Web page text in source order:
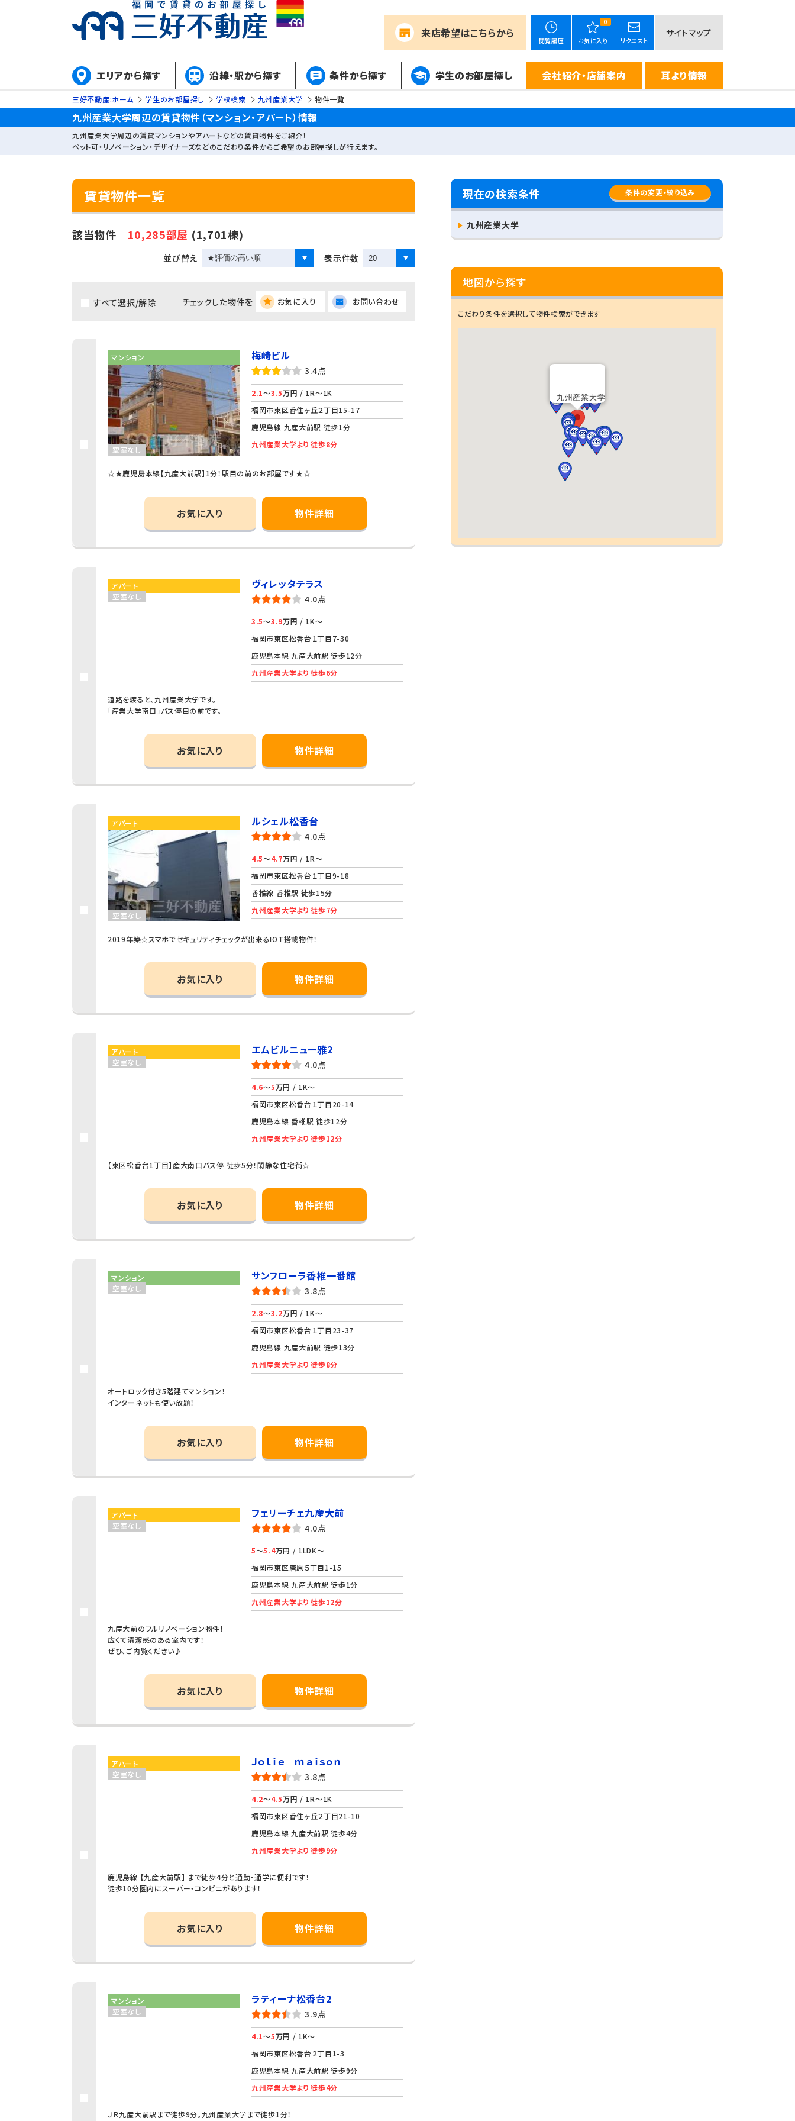
来店希望はこちらから
閲覧履歴
0
お気に入り リクエスト
サイトマップ
エリアから探す 沿線・駅から探す 条件から探す 学生のお部屋探し 会社紹介・店舗案内 耳より情報
三好不動産:ホーム 学生のお部屋探し 学校検索 九州産業大学 物件一覧
九州産業大学周辺の賃貸物件（マンション・アパート）情報
九州産業大学周辺の賃貸マンションやアパートなどの賃貸物件をご紹介！
ペット可・リノベーション・デザイナーズなどのこだわり条件からご希望のお部屋探しが行えます。
賃貸物件一覧
該当物件 10,285部屋 (1,701棟)
並び替え 表示件数
すべて選択/解除 チェックした物件を お気に入り お問い合わせ
マンション
空室なし
梅崎ビル
3.4点
2.1～3.5万円 / 1R～1K
福岡市東区香住ヶ丘２丁目15-17
鹿児島線 九産大前駅 徒歩1分
九州産業大学より 徒歩8分
☆★鹿児島本線【九産大前駅】1分！駅目の前のお部屋です★☆
お気に入り 物件詳細
アパート
空室なし
ヴィレッタテラス
4.0点
3.5～3.9万円 / 1K～
福岡市東区松香台１丁目7-30
鹿児島本線 九産大前駅 徒歩12分
九州産業大学より 徒歩6分
道路を渡ると、九州産業大学です。
「産業大学南口」バス停目の前です。
お気に入り 物件詳細
アパート
空室なし
ルシェル松香台
4.0点
4.5～4.7万円 / 1R～
福岡市東区松香台１丁目9-18
香椎線 香椎駅 徒歩15分
九州産業大学より 徒歩7分
2019年築☆スマホでセキュリティチェックが出来るIOT搭載物件！
お気に入り 物件詳細
アパート
空室なし
エムビルニュー雅2
4.0点
4.6～5万円 / 1K～
福岡市東区松香台１丁目20-14
鹿児島本線 香椎駅 徒歩12分
九州産業大学より 徒歩12分
【東区松香台1丁目】産大南口バス停 徒歩5分！閑静な住宅街☆
お気に入り 物件詳細
マンション
空室なし
サンフローラ香椎一番館
3.8点
2.8～3.2万円 / 1K～
福岡市東区松香台１丁目23-37
鹿児島線 九産大前駅 徒歩13分
九州産業大学より 徒歩8分
オートロック付き5階建てマンション！
インターネットも使い放題！
お気に入り 物件詳細
アパート
空室なし
フェリーチェ九産大前
4.0点
5～5.4万円 / 1LDK～
福岡市東区唐原５丁目1-15
鹿児島本線 九産大前駅 徒歩1分
九州産業大学より 徒歩12分
九産大前のフルリノベーション物件！
広くて清潔感のある室内です！
ぜひ、ご内覧ください♪
お気に入り 物件詳細
アパート
空室なし
Ｊｏｌｉｅ ｍａｉｓｏｎ
3.8点
4.2～4.5万円 / 1R～1K
福岡市東区香住ヶ丘２丁目21-10
鹿児島本線 九産大前駅 徒歩4分
九州産業大学より 徒歩9分
鹿児島線 【九産大前駅】 まで徒歩4分と通勤・通学に便利です！
徒歩10分圏内にスーパー・コンビニがあります！
お気に入り 物件詳細
マンション
空室なし
ラティーナ松香台2
3.9点
4.1～5万円 / 1K～
福岡市東区松香台２丁目1-3
鹿児島本線 九産大前駅 徒歩9分
九州産業大学より 徒歩4分
ＪＲ九産大前駅まで徒歩9分。九州産業大学まで徒歩1分！
現在の検索条件 条件の変更・絞り込み
九州産業大学
地図から探す
こだわり条件を選択して物件検索ができます
九州産業大学